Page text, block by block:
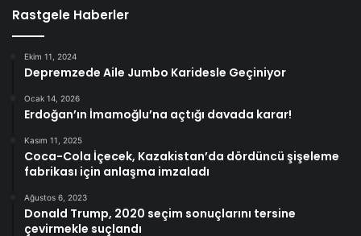
Rastgele Haberler
Ekim 11, 2024
Depremzede Aile Jumbo Karidesle Geçiniyor
Ocak 14, 2026
Erdoğan’ın İmamoğlu’na açtığı davada karar!
Kasım 11, 2025
Coca-Cola İçecek, Kazakistan’da dördüncü şişeleme
fabrikası için anlaşma imzaladı
Ağustos 6, 2023
Donald Trump, 2020 seçim sonuçlarını tersine
çevirmekle suçlandı